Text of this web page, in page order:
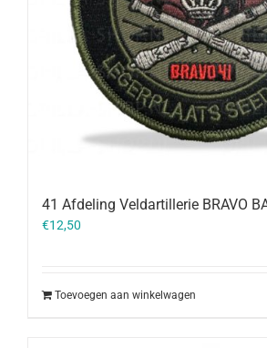
41 Afdeling Veldartillerie BRAVO
€12,50
Toevoegen aan winkelwagen